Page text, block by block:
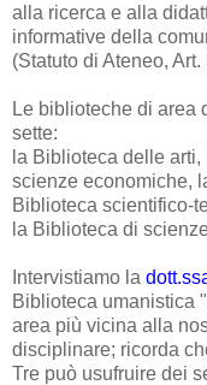
alla ricerca e alla
informative della
(Statuto di Ateneo, Art.
Le biblioteche di area
sette:
la Biblioteca delle
scienze economiche,
Biblioteca scientifico-
la Biblioteca di
Intervistiamo la
Biblioteca umanistica
area più vicina alla
disciplinare; ricorda
Tre può usufruire dei